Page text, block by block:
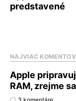
predstavené
NAJVIAC
Apple
RAM, zrejme